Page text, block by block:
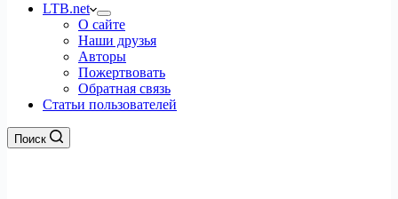
LTB.net
О сайте
Наши друзья
Авторы
Пожертвовать
Обратная связь
Статьи пользователей
Поиск